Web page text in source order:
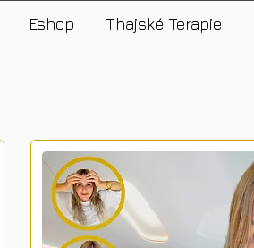
Eshop Thajské Terapie